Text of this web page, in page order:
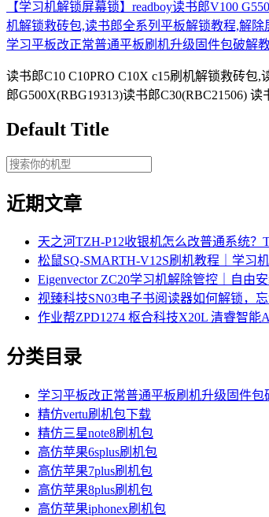
【学习机解锁屏幕锁】readboy读书郎V100
机解锁救砖包,读书郎全系列平板解锁教程,解除
学习平板改正常普通平板刷机升级固件包破解
读书郎C10 C10PRO C10X c15刷机解锁救砖包
郎G500X(RBG19313)读书郎C30(RBC21506)
Default Title
近期文章
天之河TZH-P12收银机怎么改普通系统
松鼠SQ-SMARTH-V12S刷机教程｜学习
Eigenvector ZC20学习机解除管控｜自由
视臻科技SN03电子书阅读器如何解锁，
作业帮ZPD1274 枢合科技X20L 清睿智
分类目录
学习平板改正常普通平板刷机升级固件包
精仿vertu刷机包下载
精仿三星note8刷机包
高仿苹果6splus刷机包
高仿苹果7plus刷机包
高仿苹果8plus刷机包
高仿苹果iphonex刷机包